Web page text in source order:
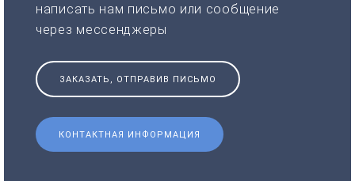
написать нам письмо или сообщение
через мессенджеры
ЗАКАЗАТЬ, ОТПРАВИВ ПИСЬМО
КОНТАКТНАЯ ИНФОРМАЦИЯ